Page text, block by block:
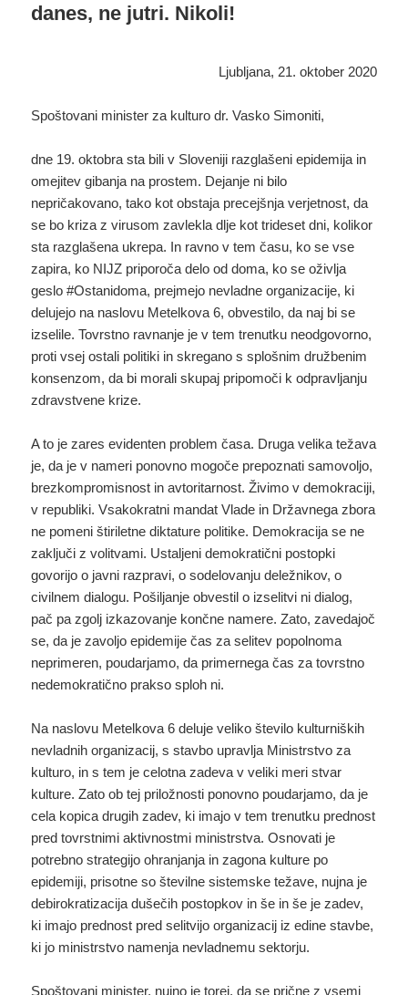
danes, ne jutri. Nikoli!
Ljubljana, 21. oktober 2020
Spoštovani minister za kulturo dr. Vasko Simoniti,
dne 19. oktobra sta bili v Sloveniji razglašeni epidemija in
omejitev gibanja na prostem. Dejanje ni bilo
nepričakovano, tako kot obstaja precejšnja verjetnost, da
se bo kriza z virusom zavlekla dlje kot trideset dni, kolikor
sta razglašena ukrepa. In ravno v tem času, ko se vse
zapira, ko NIJZ priporoča delo od doma, ko se oživlja
geslo #Ostanidoma, prejmejo nevladne organizacije, ki
delujejo na naslovu Metelkova 6, obvestilo, da naj bi se
izselile. Tovrstno ravnanje je v tem trenutku neodgovorno,
proti vsej ostali politiki in skregano s splošnim družbenim
konsenzom, da bi morali skupaj pripomoči k odpravljanju
zdravstvene krize.
A to je zares evidenten problem časa. Druga velika težava
je, da je v nameri ponovno mogoče prepoznati samovoljo,
brezkompromisnost in avtoritarnost. Živimo v demokraciji,
v republiki. Vsakokratni mandat Vlade in Državnega zbora
ne pomeni štiriletne diktature politike. Demokracija se ne
zaključi z volitvami. Ustaljeni demokratični postopki
govorijo o javni razpravi, o sodelovanju deležnikov, o
civilnem dialogu. Pošiljanje obvestil o izselitvi ni dialog,
pač pa zgolj izkazovanje končne namere. Zato, zavedajoč
se, da je zavoljo epidemije čas za selitev popolnoma
neprimeren, poudarjamo, da primernega čas za tovrstno
nedemokratično prakso sploh ni.
Na naslovu Metelkova 6 deluje veliko število kulturniških
nevladnih organizacij, s stavbo upravlja Ministrstvo za
kulturo, in s tem je celotna zadeva v veliki meri stvar
kulture. Zato ob tej priložnosti ponovno poudarjamo, da je
cela kopica drugih zadev, ki imajo v tem trenutku prednost
pred tovrstnimi aktivnostmi ministrstva. Osnovati je
potrebno strategijo ohranjanja in zagona kulture po
epidemiji, prisotne so številne sistemske težave, nujna je
debirokratizacija dušečih postopkov in še in še je zadev,
ki imajo prednost pred selitvijo organizacij iz edine stavbe,
ki jo ministrstvo namenja nevladnemu sektorju.
Spoštovani minister, nujno je torej, da se prične z vsemi